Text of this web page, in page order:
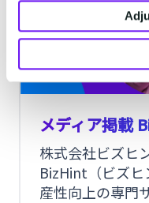
メディア掲載
株式会社ビズヒ
BizHint（ビズヒ
産性向上の専門